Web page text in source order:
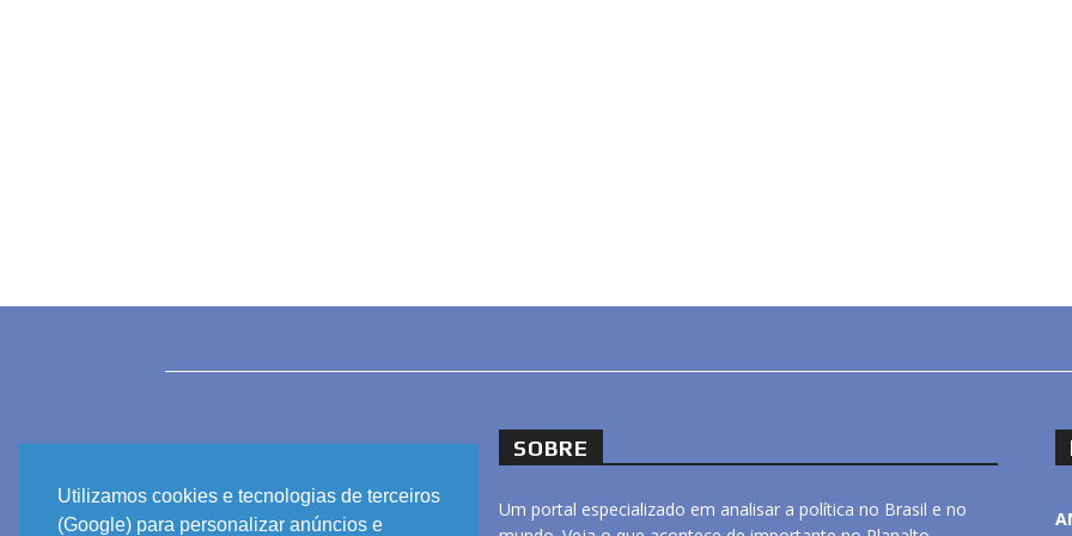
Utilizamos cookies e tecnologias de terceiros
(Google) para personalizar anúncios e
SOBRE
Um portal especializado em analisar a política no Brasil e no